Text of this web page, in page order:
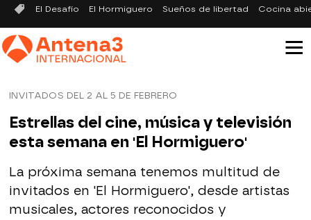
El Desafío El Hormiguero Sueños de libertad Cocina
INVITADOS DEL 2 AL 5 DE FEBRERO
Estrellas del cine, música y televisión
esta semana en 'El Hormiguero'
La próxima semana tenemos multitud de
invitados en 'El Hormiguero', desde artistas
musicales, actores reconocidos y